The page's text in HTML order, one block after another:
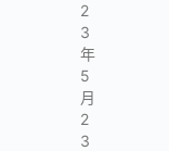
2
3
年
5
月
2
3